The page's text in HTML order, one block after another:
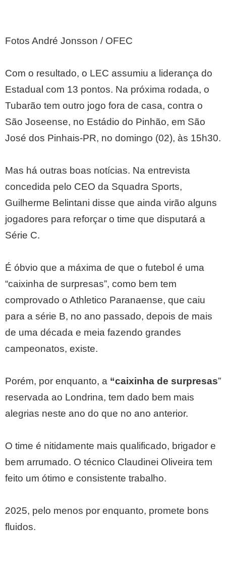
Fotos André Jonsson / OFEC
Com o resultado, o LEC assumiu a liderança do
Estadual com 13 pontos. Na próxima rodada, o
Tubarão tem outro jogo fora de casa, contra o
São Joseense, no Estádio do Pinhão, em São
José dos Pinhais-PR, no domingo (02), às 15h30.
Mas há outras boas notícias. Na entrevista
concedida pelo CEO da Squadra Sports,
Guilherme Belintani disse que ainda virão alguns
jogadores para reforçar o time que disputará a
Série C.
É óbvio que a máxima de que o futebol é uma
“caixinha de surpresas”, como bem tem
comprovado o Athletico Paranaense, que caiu
para a série B, no ano passado, depois de mais
de uma década e meia fazendo grandes
campeonatos, existe.
Porém, por enquanto, a “caixinha de surpresas”
reservada ao Londrina, tem dado bem mais
alegrias neste ano do que no ano anterior.
O time é nitidamente mais qualificado, brigador e
bem arrumado. O técnico Claudinei Oliveira tem
feito um ótimo e consistente trabalho.
2025, pelo menos por enquanto, promete bons
fluidos.